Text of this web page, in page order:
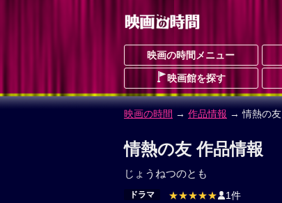
映画の時間メニュー
映画館を探す
映画の時間 → 作品情報 → 情熱の友
情熱の友 作品情報
じょうねつのとも
ドラマ ★★★★★ 1件